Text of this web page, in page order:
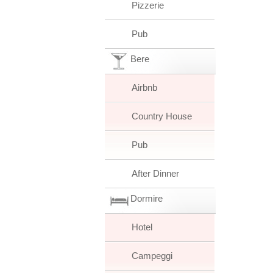
Pizzerie
Pub
Bere
Airbnb
Country House
Pub
After Dinner
Dormire
Hotel
Campeggi